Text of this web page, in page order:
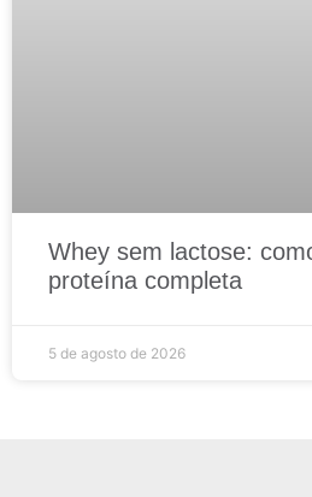
Whey sem lactose:
proteína completa
5 de agosto de 2026